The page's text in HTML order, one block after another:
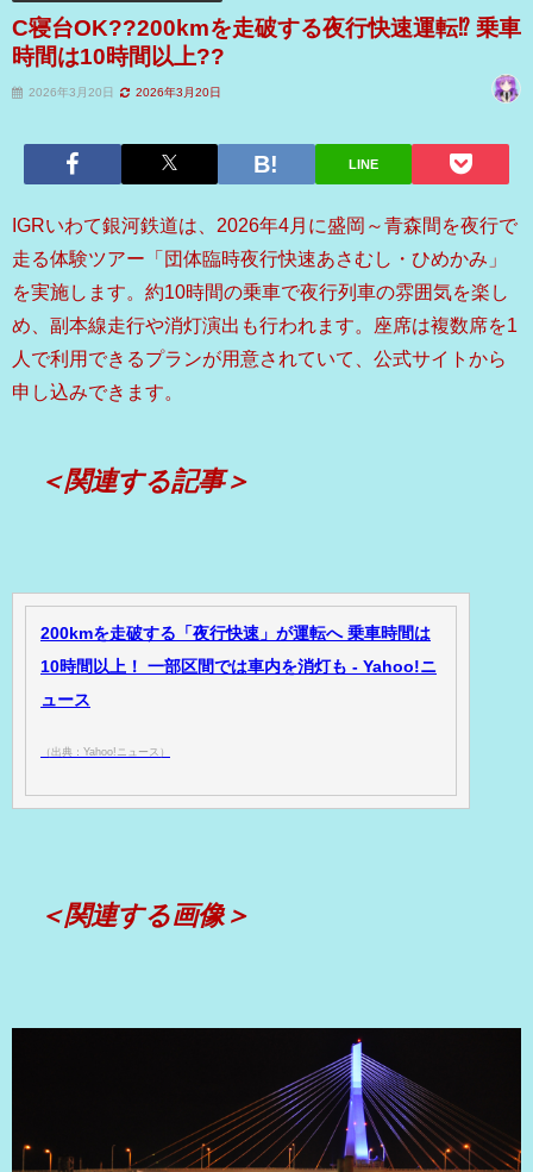
C寝台OK??200kmを走破する夜行快速運転⁉ 乗車
時間は10時間以上??
2026年3月20日 2026年3月20日
LINE
IGRいわて銀河鉄道は、2026年4月に盛岡～青森間を夜行で
走る体験ツアー「団体臨時夜行快速あさむし・ひめかみ」
を実施します。約10時間の乗車で夜行列車の雰囲気を楽し
め、副本線走行や消灯演出も行われます。座席は複数席を1
人で利用できるプランが用意されていて、公式サイトから
申し込みできます。
＜関連する記事＞
200kmを走破する「夜行快速」が運転へ 乗車時間は
10時間以上！ 一部区間では車内を消灯も - Yahoo!ニ
ュース
（出典：Yahoo!ニュース）
＜関連する画像＞